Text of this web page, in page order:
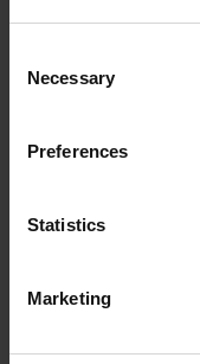
Selection
Necessary
Preferences
Statistics
Marketing
scala aan
ontwikkeling
Over de
onze ervaren
focus en
voort te zetten.